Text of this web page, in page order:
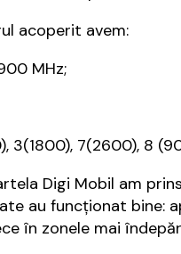
acoperit avem:
MHz;
3(1800), 7(2600), 8
Digi Mobil am
au funcţionat bine:
în zonele mai